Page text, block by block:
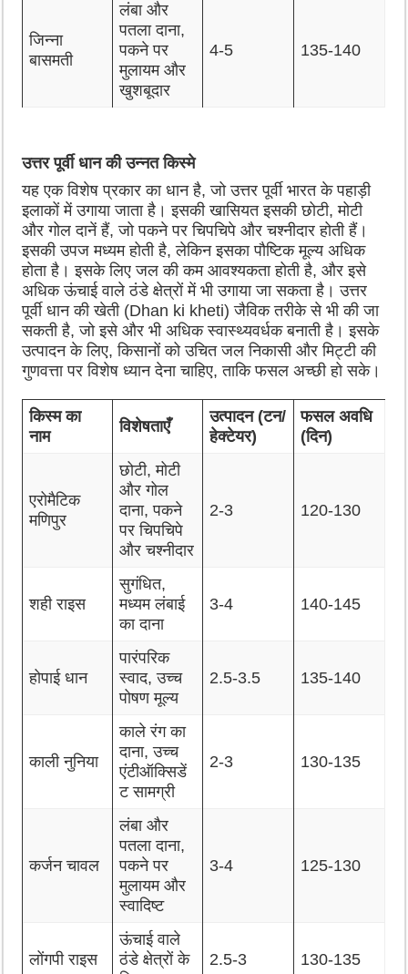
जिन्ना
बासमती
लंबा और
पतला दाना,
पकने पर
मुलायम और
खुशबूदार
4-5 135-140
उत्तर पूर्वी धान की उन्नत किस्मे
यह एक विशेष प्रकार का धान है, जो उत्तर पूर्वी भारत के पहाड़ी
इलाकों में उगाया जाता है। इसकी खासियत इसकी छोटी, मोटी
और गोल दानें हैं, जो पकने पर चिपचिपे और चश्नीदार होती हैं।
इसकी उपज मध्यम होती है, लेकिन इसका पौष्टिक मूल्य अधिक
होता है। इसके लिए जल की कम आवश्यकता होती है, और इसे
अधिक ऊंचाई वाले ठंडे क्षेत्रों में भी उगाया जा सकता है। उत्तर
पूर्वी धान की खेती (Dhan ki kheti) जैविक तरीके से भी की जा
सकती है, जो इसे और भी अधिक स्वास्थ्यवर्धक बनाती है। इसके
उत्पादन के लिए, किसानों को उचित जल निकासी और मिट्टी की
गुणवत्ता पर विशेष ध्यान देना चाहिए, ताकि फसल अच्छी हो सके।
किस्म का
नाम
विशेषताएँ
उत्पादन (टन/
हेक्टेयर)
फसल अवधि
(दिन)
एरोमैटिक
मणिपुर
छोटी, मोटी
और गोल
दाना, पकने
पर चिपचिपे
और चश्नीदार
2-3 120-130
शही राइस
सुगंधित,
मध्यम लंबाई
का दाना
3-4 140-145
होपाई धान
पारंपरिक
स्वाद, उच्च
पोषण मूल्य
2.5-3.5 135-140
काली नुनिया
काले रंग का
दाना, उच्च
एंटीऑक्सिडें
ट सामग्री
2-3 130-135
कर्जन चावल
लंबा और
पतला दाना,
पकने पर
मुलायम और
स्वादिष्ट
3-4 125-130
लोंगपी राइस
ऊंचाई वाले
ठंडे क्षेत्रों के
2.5-3 130-135